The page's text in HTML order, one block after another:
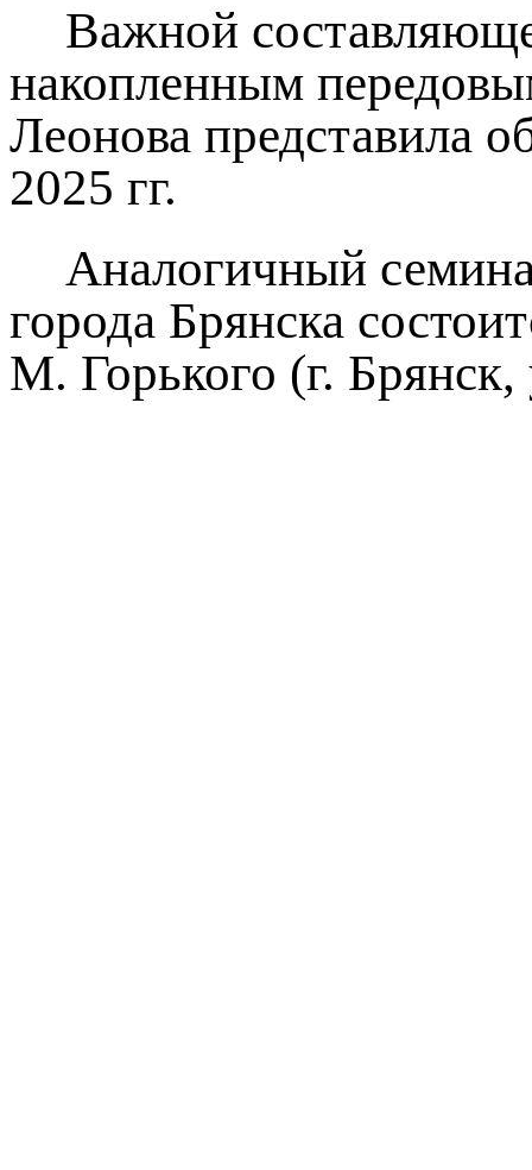
Важной
накопленным
Леонова представила
2025 гг.
Аналогичный
города Брянска
М. Горького (г.